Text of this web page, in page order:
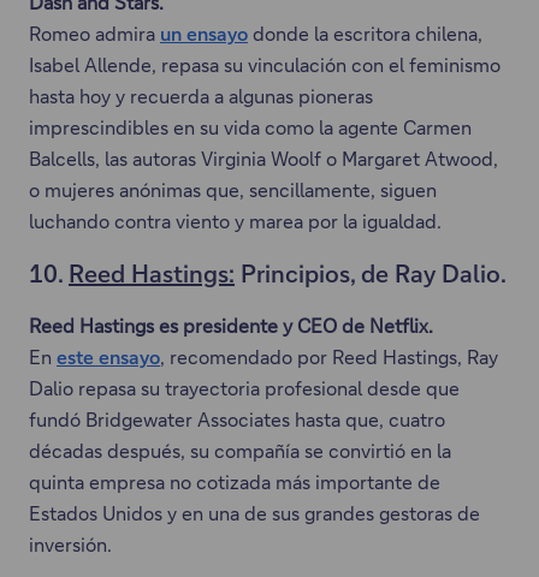
.
t
ñ
a
.
a
b
r
i
r
á
e
u
n
a
n
u
e
a
p
Romeo admira un ensayo
E
s
t
e
e
n
l
a
e
s
e
a
b
r
i
r
donde la escritora chilena,
Isabel Allende, repasa su vinculación con el feminismo
hasta hoy y recuerda a algunas pioneras
imprescindibles en su vida como la agente Carmen
Balcells, las autoras Virginia Woolf o Margaret Atwood,
o mujeres anónimas que, sencillamente, siguen
luchando contra viento y marea por la igualdad.
10. Reed Hastings: Principios, de Ray Dalio.
Reed Hastings es presidente y CEO de Netflix.
En este ensayo
E
s
t
e
e
n
l
, recomendado por Reed Hastings, Ray
Dalio repasa su trayectoria profesional desde que
fundó Bridgewater Associates hasta que, cuatro
décadas después, su compañía se convirtió en la
quinta empresa no cotizada más importante de
Estados Unidos y en una de sus grandes gestoras de
inversión.